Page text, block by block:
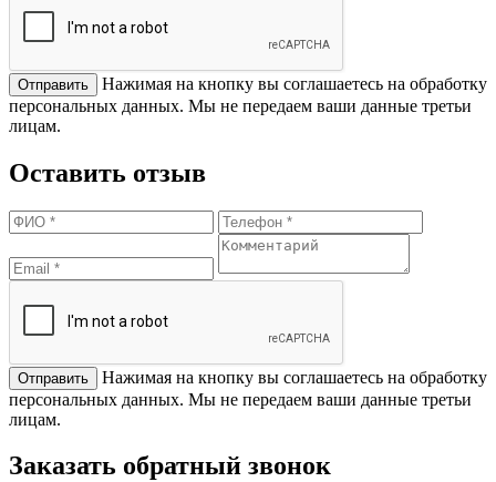
Нажимая на кнопку вы соглашаетесь на обработку
персональных данных. Мы не передаем ваши данные третьи
лицам.
Оставить отзыв
Нажимая на кнопку вы соглашаетесь на обработку
персональных данных. Мы не передаем ваши данные третьи
лицам.
Заказать обратный звонок